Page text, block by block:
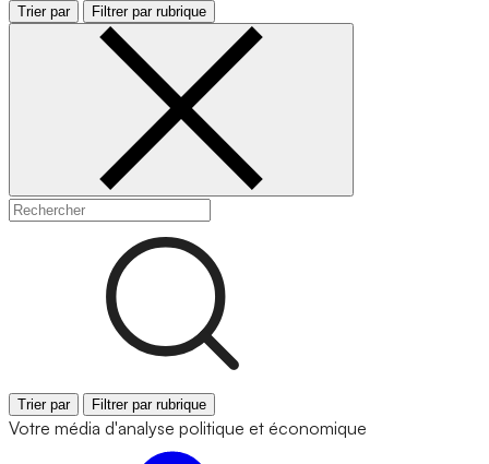
Trier par Filtrer par rubrique
Trier par Filtrer par rubrique
Votre média d'analyse politique et économique